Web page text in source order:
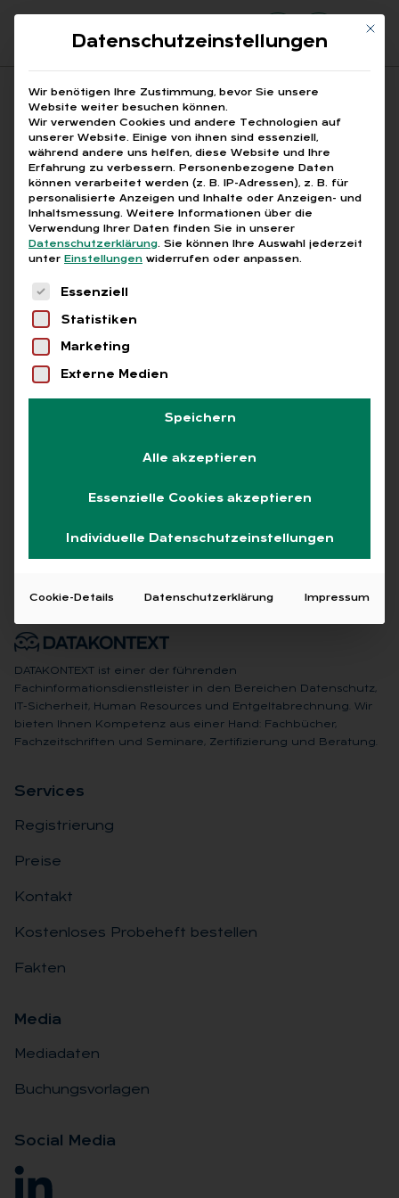
Suchfeld
Suchen
Breadcrumb-Navigation
STARTSEITE FACHKRÄFTEMANGEL DEUTSCHLAND
Alle Bei­trä­ge mit dem
Schlag­wort „Fach­kräf­te­
man­gel Deutsch­land“
Alle Free Abo L+G +
Keine Beiträge gefunden
DATAKONTEXT ist einer der führenden
Fachinformationsdienstleister in den Bereichen Datenschutz,
IT-Sicherheit, Human Resources und Entgeltabrechnung. Wir
bieten Ihnen Kompetenz aus einer Hand: Fachbücher,
Fachzeitschriften und Seminare, Zertifizierung und Beratung.
Ser­vices
Registrierung
Preise
Kontakt
Kostenloses Probeheft bestellen
Fakten
Me­dia
Mediadaten
Buchungsvorlagen
So­ci­al Me­dia
Mit
Datenschutzeinstellungen
Wir benötigen Ihre Zustimmung, bevor Sie unsere
Website weiter besuchen können.
Wir verwenden Cookies und andere Technologien auf
unserer Website. Einige von ihnen sind essenziell,
während andere uns helfen, diese Website und Ihre
Erfahrung zu verbessern. Personenbezogene Daten
können verarbeitet werden (z. B. IP-Adressen), z. B. für
personalisierte Anzeigen und Inhalte oder Anzeigen- und
Inhaltsmessung. Weitere Informationen über die
Verwendung Ihrer Daten finden Sie in unserer
Datenschutzerklärung. Sie können Ihre Auswahl jederzeit
unter Einstellungen widerrufen oder anpassen.
Es folgt eine Liste der Service-Gruppen, für
Essenziell
Statistiken
Marketing
Externe Medien
Speichern
Alle akzeptieren
Essenzielle Cookies akzeptieren
Individuelle Datenschutzeinstellungen
Cookie-Details Datenschutzerklärung Impressum